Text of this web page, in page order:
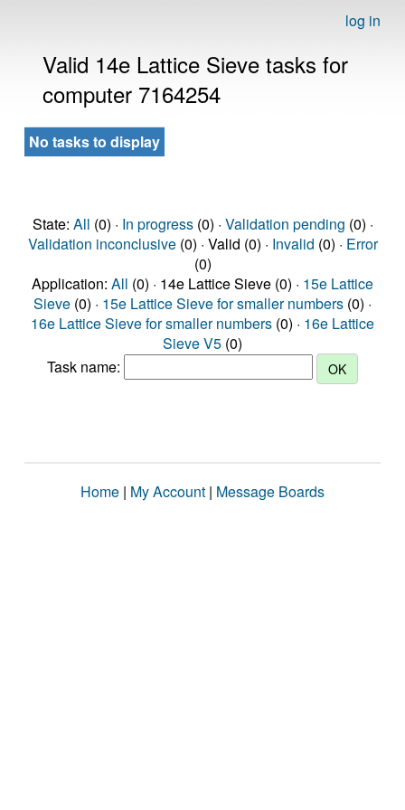
log in
Valid 14e Lattice Sieve tasks for
computer 7164254
No tasks to display
State: All (0) · In progress(0) · Validation pending (0) ·
Validation inconclusive(0) · Valid (0) · Invalid (0) · Error
(0)
Application: All (0) · 14e Lattice Sieve (0) · 15e Lattice
Sieve (0) · 15e Lattice Sieve for smaller numbers (0) ·
16e Lattice Sieve for smaller numbers (0) · 16e Lattice
Sieve V5 (0)
Task name:
Home | My Account | Message Boards